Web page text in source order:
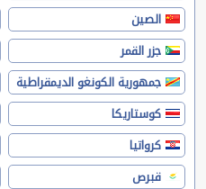
الصين
جزر القمر
جمهورية الكونغو الديمقراطية
كوستاريكا
كرواتيا
قبرص